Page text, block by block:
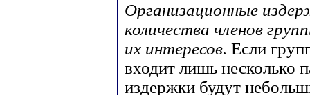
Организационные
количества членов
их интересов. Если
входит лишь несколько
издержки будут